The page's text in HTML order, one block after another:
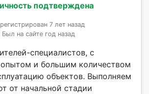
подтверждена
7 лет назад
Был на сайте год назад
специалистов, с
и большим количеством
объектов. Выполняем
от начальной стадии